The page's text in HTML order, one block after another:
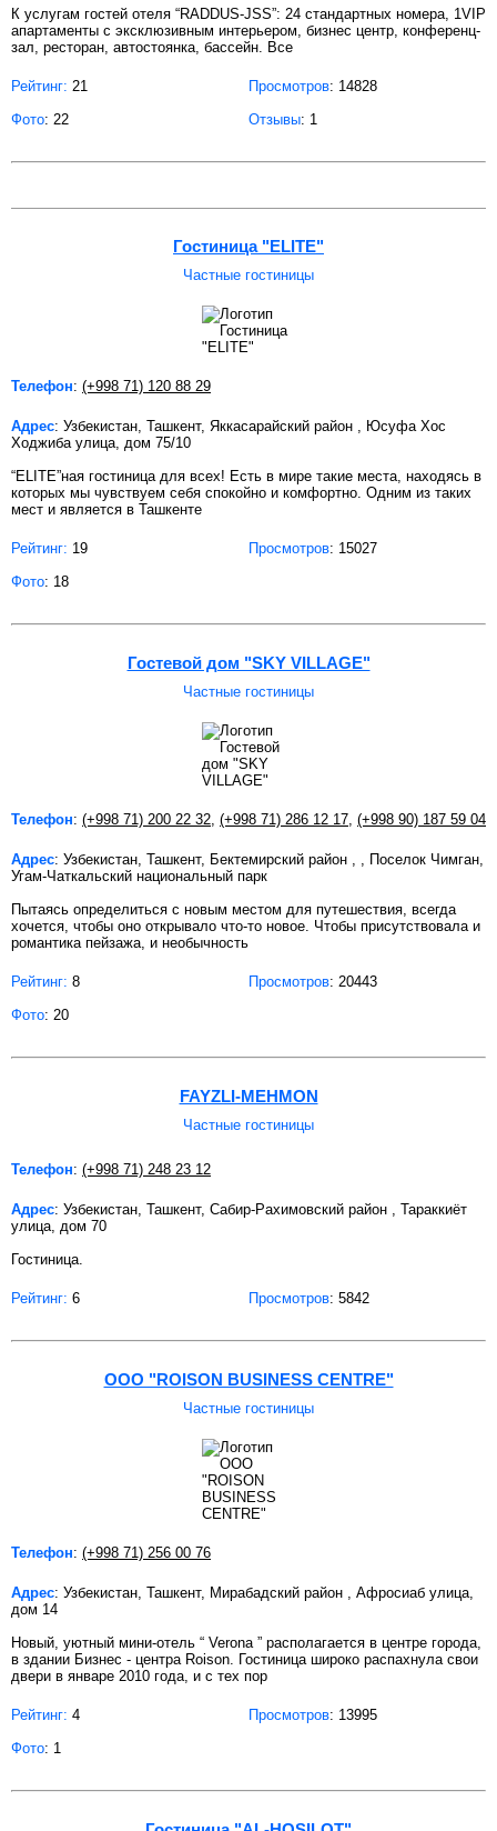
К услугам гостей отеля “RADDUS-JSS”: 24 стандартных номера, 1VIP
апартаменты с эксклюзивным интерьером, бизнес центр, конференц-
зал, ресторан, автостоянка, бассейн. Все
Рейтинг: 21 Просмотров: 14828
Фото: 22 Отзывы: 1
Гостиница "ELITE"
Частные гостиницы
Телефон: (+998 71) 120 88 29
Адрес: Узбекистан, Ташкент, Яккасарайский район , Юсуфа Хос
Ходжиба улица, дом 75/10
“ELITE”ная гостиница для всех! Есть в мире такие места, находясь в
которых мы чувствуем себя спокойно и комфортно. Одним из таких
мест и является в Ташкенте
Рейтинг: 19 Просмотров: 15027
Фото: 18
Гостевой дом "SKY VILLAGE"
Частные гостиницы
Телефон: (+998 71) 200 22 32 (+998 71) 286 12 17 (+998 90) 187 59 04
Адрес: Узбекистан, Ташкент, Бектемирский район , , Поселок Чимган,
Угам-Чаткальский национальный парк
Пытаясь определиться с новым местом для путешествия, всегда
хочется, чтобы оно открывало что-то новое. Чтобы присутствовала и
романтика пейзажа, и необычность
Рейтинг: 8 Просмотров: 20443
Фото: 20
FAYZLI-MEHMON
Частные гостиницы
Телефон: (+998 71) 248 23 12
Адрес: Узбекистан, Ташкент, Сабир-Рахимовский район , Тараккиёт
улица, дом 70
Гостиница.
Рейтинг: 6 Просмотров: 5842
ООО "ROISON BUSINESS CENTRE"
Частные гостиницы
Телефон: (+998 71) 256 00 76
Адрес: Узбекистан, Ташкент, Мирабадский район , Афросиаб улица,
дом 14
Новый, уютный мини-отель “ Verona ” располагается в центре города,
в здании Бизнес - центра Roison. Гостиница широко распахнула свои
двери в январе 2010 года, и с тех пор
Рейтинг: 4 Просмотров: 13995
Фото: 1